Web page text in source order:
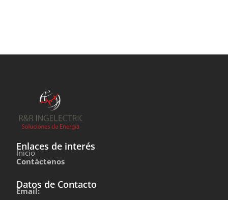
Enlaces de interés
Inicio
Contáctenos
Datos de Contacto
Email: